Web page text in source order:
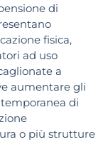
di
fisica,
ad uso
a
aumentare gli
di
o più strutture